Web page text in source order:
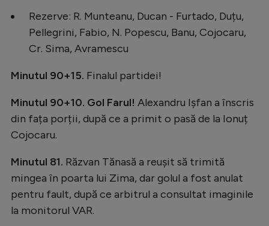
Intră în cont
Rezerve: R. Munteanu, Ducan - Furtado, Duțu,
Pellegrini, Fabio, N. Popescu, Banu, Cojocaru,
Cr. Sima, Avramescu
Minutul 90+15. Finalul partidei!
Minutul 90+10. Gol Farul! Alexandru Ișfan a înscris
din fața porții, după ce a primit o pasă de la Ionuț
Cojocaru.
Minutul 81. Răzvan Tănasă a reușit să trimită
mingea în poarta lui Zima, dar golul a fost anulat
pentru fault, după ce arbitrul a consultat imaginile
la monitorul VAR.